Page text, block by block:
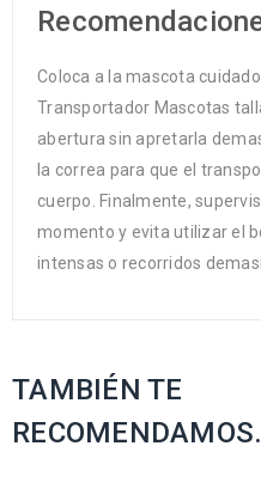
Coloca a la mascota
Transportador Mascotas
abertura sin apretarla
la correa para que el
cuerpo. Finalmente,
momento y evita utilizar el
intensas o recorridos
TAMBIÉN TE